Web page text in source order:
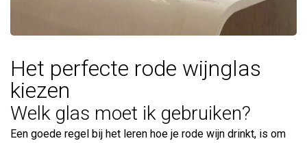
Het perfecte rode wijnglas
kiezen
Welk glas moet ik gebruiken?
Een goede regel bij het leren hoe je rode wijn drinkt, is om